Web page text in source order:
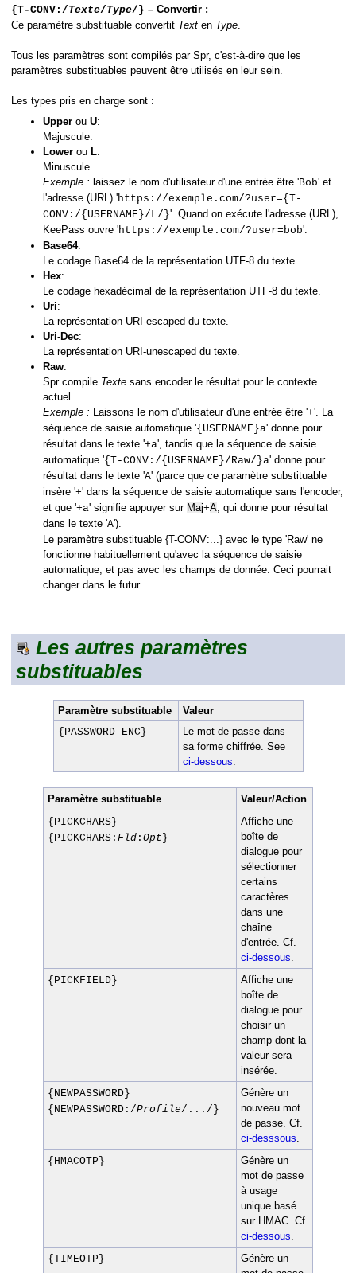
{T-CONV:/Texte/Type/} – Convertir :
Ce paramètre substituable convertit Text en Type.
Tous les paramètres sont compilés par Spr, c'est-à-dire que les
paramètres substituables peuvent être utilisés en leur sein.
Les types pris en charge sont :
Upper ou U:
Majuscule.
Lower ou L:
Minuscule.
Exemple : laissez le nom d'utilisateur d'une entrée être 'Bob' et
l'adresse (URL) 'https://exemple.com/?user={T-
CONV:/{USERNAME}/L/}'. Quand on exécute l'adresse (URL),
KeePass ouvre 'https://exemple.com/?user=bob'.
Base64:
Le codage Base64 de la représentation UTF-8 du texte.
Hex:
Le codage hexadécimal de la représentation UTF-8 du texte.
Uri:
La représentation URI-escaped du texte.
Uri-Dec:
La représentation URI-unescaped du texte.
Raw:
Spr compile Texte sans encoder le résultat pour le contexte
actuel.
Exemple : Laissons le nom d'utilisateur d'une entrée être '+'. La
séquence de saisie automatique '{USERNAME}a' donne pour
résultat dans le texte '+a', tandis que la séquence de saisie
automatique '{T-CONV:/{USERNAME}/Raw/}a' donne pour
résultat dans le texte 'A' (parce que ce paramètre substituable
insère '+' dans la séquence de saisie automatique sans l'encoder,
et que '+a' signifie appuyer sur Maj+A, qui donne pour résultat
dans le texte 'A').
Le paramètre substituable {T-CONV:...} avec le type 'Raw' ne
fonctionne habituellement qu'avec la séquence de saisie
automatique, et pas avec les champs de donnée. Ceci pourrait
changer dans le futur.
Les autres paramètres
substituables
Paramètre substituable
Valeur
{PASSWORD_ENC}
Le mot de passe dans
sa forme chiffrée. See
ci-dessous.
Paramètre substituable
Valeur/Action
{PICKCHARS}
{PICKCHARS: Fld : Opt }
Affiche une
boîte de
dialogue pour
sélectionner
certains
caractères
dans une
chaîne
d'entrée. Cf.
ci-dessous.
{PICKFIELD}
Affiche une
boîte de
dialogue pour
choisir un
champ dont la
valeur sera
insérée.
{NEWPASSWORD}
{NEWPASSWORD:/Profile/.../}
Génère un
nouveau mot
de passe. Cf.
ci-desssous.
{HMACOTP}
Génère un
mot de passe
à usage
unique basé
sur HMAC. Cf.
ci-dessous.
{TIMEOTP}
Génère un